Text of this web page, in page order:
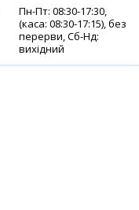
Пн-Пт: 08:30-17:30,
(каса: 08:30-17:15), без
перерви, Сб-Нд:
вихідний